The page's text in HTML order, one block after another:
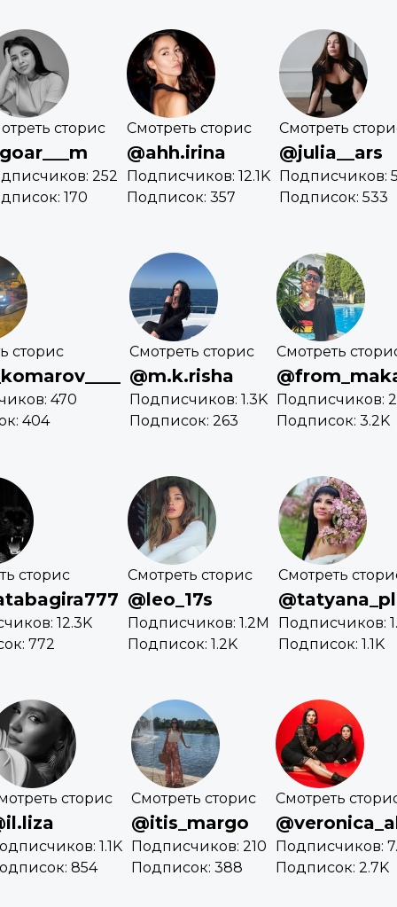
сторис
252
170
Смотреть сторис
@ahh.irina
Подписчиков: 12.1K
Подписок: 357
Смотреть
@julia__ars
Подписчиков:
Подписок: 533
сторис
470
404
Смотреть сторис
@m.k.risha
Подписчиков: 1.3K
Подписок: 263
Смотреть
Подписчиков:
Подписок: 3.2K
сторис
12.3K
772
Смотреть сторис
@leo_17s
Подписчиков: 1.2M
Подписок: 1.2K
Смотреть
Подписчиков:
Подписок: 1.1K
сторис
1.1K
854
Смотреть сторис
@itis_margo
Подписчиков: 210
Подписок: 388
Смотреть
Подписчиков:
Подписок: 2.7K